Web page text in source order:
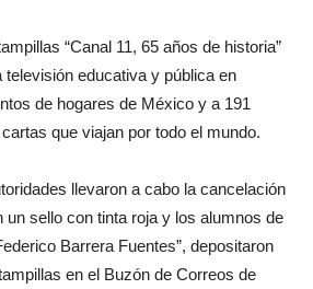
“Canal 11, 65 años de historia”
televisión educativa y pública en
de hogares de México y a 191
que viajan por todo el mundo.
llevaron a cabo la cancelación
un sello con tinta roja y los alumnos de
Barrera Fuentes”, depositaron
en el Buzón de Correos de